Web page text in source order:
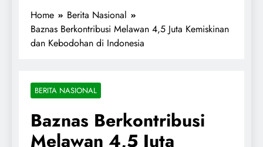
Home
Berita Nasional
Baznas Berkontribusi Melawan 4,5 Juta Kemiskinan
dan Kebodohan di Indonesia
BERITA NASIONAL
Baznas Berkontribusi
Melawan 4,5 Juta